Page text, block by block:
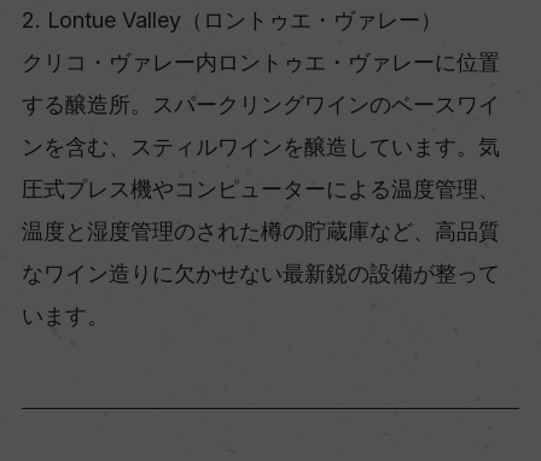
2. Lontue Valley（ロントゥエ・ヴァレー）
クリコ・ヴァレー内ロントゥエ・ヴァレーに位置
する醸造所。スパークリングワインのベースワイ
ンを含む、スティルワインを醸造しています。気
圧式プレス機やコンピューターによる温度管理、
温度と湿度管理のされた樽の貯蔵庫など、高品質
なワイン造りに欠かせない最新鋭の設備が整って
います。